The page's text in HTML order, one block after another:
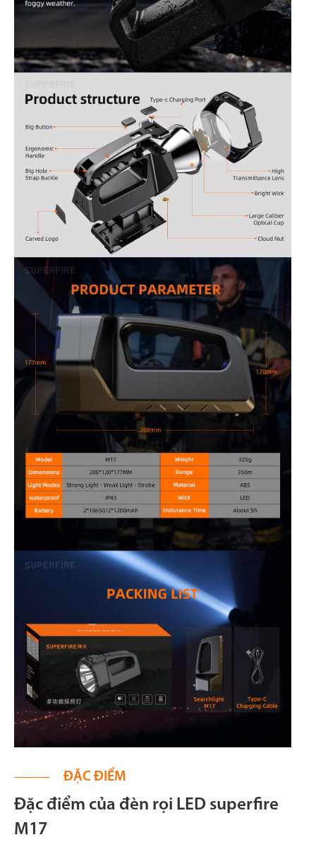
ĐẶC ĐIỂM
Đặc điểm của đèn rọi LED superfire
M17